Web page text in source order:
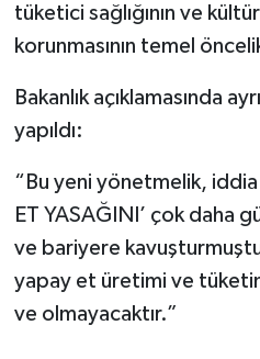
tüketici sağlığının ve
korunmasının temel
Bakanlık açıklamasında
yapıldı:
“Bu yeni yönetmelik, iddia
ET YASAĞINI’ çok daha
ve bariyere
yapay et üretimi ve
ve olmayacaktır.”